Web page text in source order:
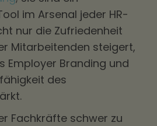
im Arsenal jeder HR-
nur die Zufriedenheit
Mitarbeitenden steigert,
Employer Branding und
des
Fachkräfte schwer zu